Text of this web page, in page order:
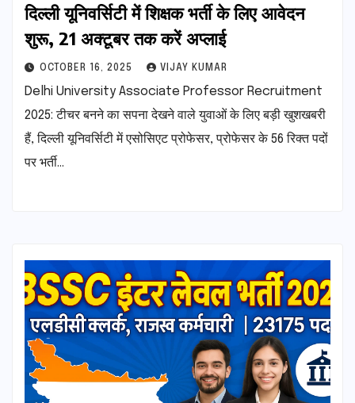
दिल्ली यूनिवर्सिटी में शिक्षक भर्ती के लिए आवेदन
शुरू, 21 अक्टूबर तक करें अप्लाई
OCTOBER 16, 2025 VIJAY KUMAR
Delhi University Associate Professor Recruitment
2025: टीचर बनने का सपना देखने वाले युवाओं के लिए बड़ी खुशखबरी
हैं, दिल्ली यूनिवर्सिटी में एसोसिएट प्रोफेसर, प्रोफेसर के 56 रिक्त पदों
पर भर्ती…